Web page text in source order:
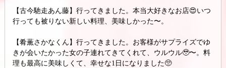
【古今馳走あん藤】行ってきました。本当大好きなお店😍いつ
行っても被りない新しい料理、美味しかった〜。
【肴薫さかなくん】行ってきました。お客様がサプライズでゆ
きが会いたかった女の子連れてきてくれて、ウルウル🥹〜。料
理も最高に美味しくて、幸せな1日になりました🥺